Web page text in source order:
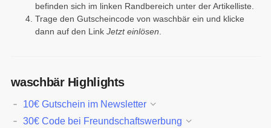
befinden sich im linken Randbereich unter der Artikelliste.
Trage den Gutscheincode von waschbär ein und klicke
dann auf den Link Jetzt einlösen
waschbär Highlights
10€ Gutschein im Newsletter
30€ Code bei Freundschaftswerbung